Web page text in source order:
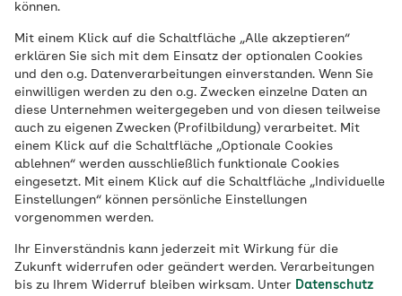
können.
Mit einem Klick auf die Schaltfläche „Alle akzeptieren“
erklären Sie sich mit dem Einsatz der optionalen Cookies
und den o.g. Datenverarbeitungen einverstanden. Wenn Sie
einwilligen werden zu den o.g. Zwecken einzelne Daten an
diese Unternehmen weitergegeben und von diesen teilweise
auch zu eigenen Zwecken (Profilbildung) verarbeitet. Mit
einem Klick auf die Schaltfläche „Optionale Cookies
ablehnen“ werden ausschließlich funktionale Cookies
eingesetzt. Mit einem Klick auf die Schaltfläche „Individuelle
Einstellungen“ können persönliche Einstellungen
vorgenommen werden.
Ihr Einverständnis kann jederzeit mit Wirkung für die
Zukunft widerrufen oder geändert werden. Verarbeitungen
bis zu Ihrem Widerruf bleiben wirksam. Unter Datenschutz
Ort
Job finden